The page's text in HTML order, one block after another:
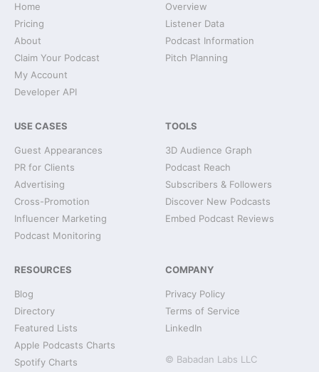
Home
Pricing
About
Claim Your Podcast
My Account
Developer API
Overview
Listener Data
Podcast Information
Pitch Planning
USE CASES
Guest Appearances
PR for Clients
Advertising
Cross-Promotion
Influencer Marketing
Podcast Monitoring
TOOLS
3D Audience Graph
Podcast Reach
Subscribers & Followers
Discover New Podcasts
Embed Podcast Reviews
RESOURCES
Blog
Directory
Featured Lists
Apple Podcasts Charts
Spotify Charts
COMPANY
Privacy Policy
Terms of Service
LinkedIn
© Babadan Labs LLC